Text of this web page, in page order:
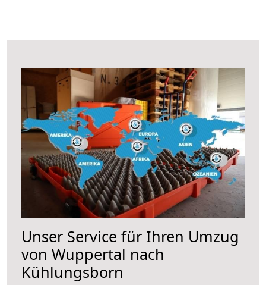
Unser Service für Ihren Umzug
von Wuppertal nach
Kühlungsborn